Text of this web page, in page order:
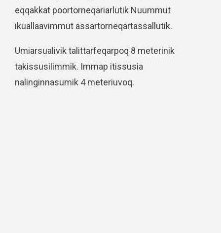
eqqakkat poortorneqariarlutik Nuummut
ikuallaavimmut assartorneqartassallutik.
Umiarsualivik talittarfeqarpoq 8 meterinik
takissusilimmik. Immap itissusia
nalinginnasumik 4 meteriuvoq.